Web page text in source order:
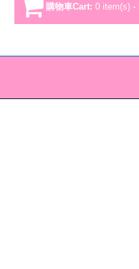
購物車Cart: 0 item(s) -